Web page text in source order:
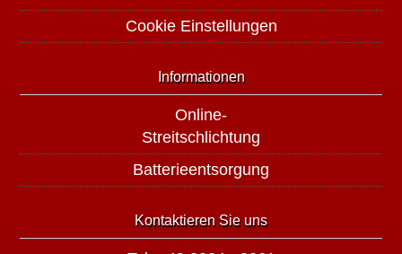
Cookie Einstellungen
Informationen
Online-
Streitschlichtung
Batterieentsorgung
Kontaktieren Sie uns